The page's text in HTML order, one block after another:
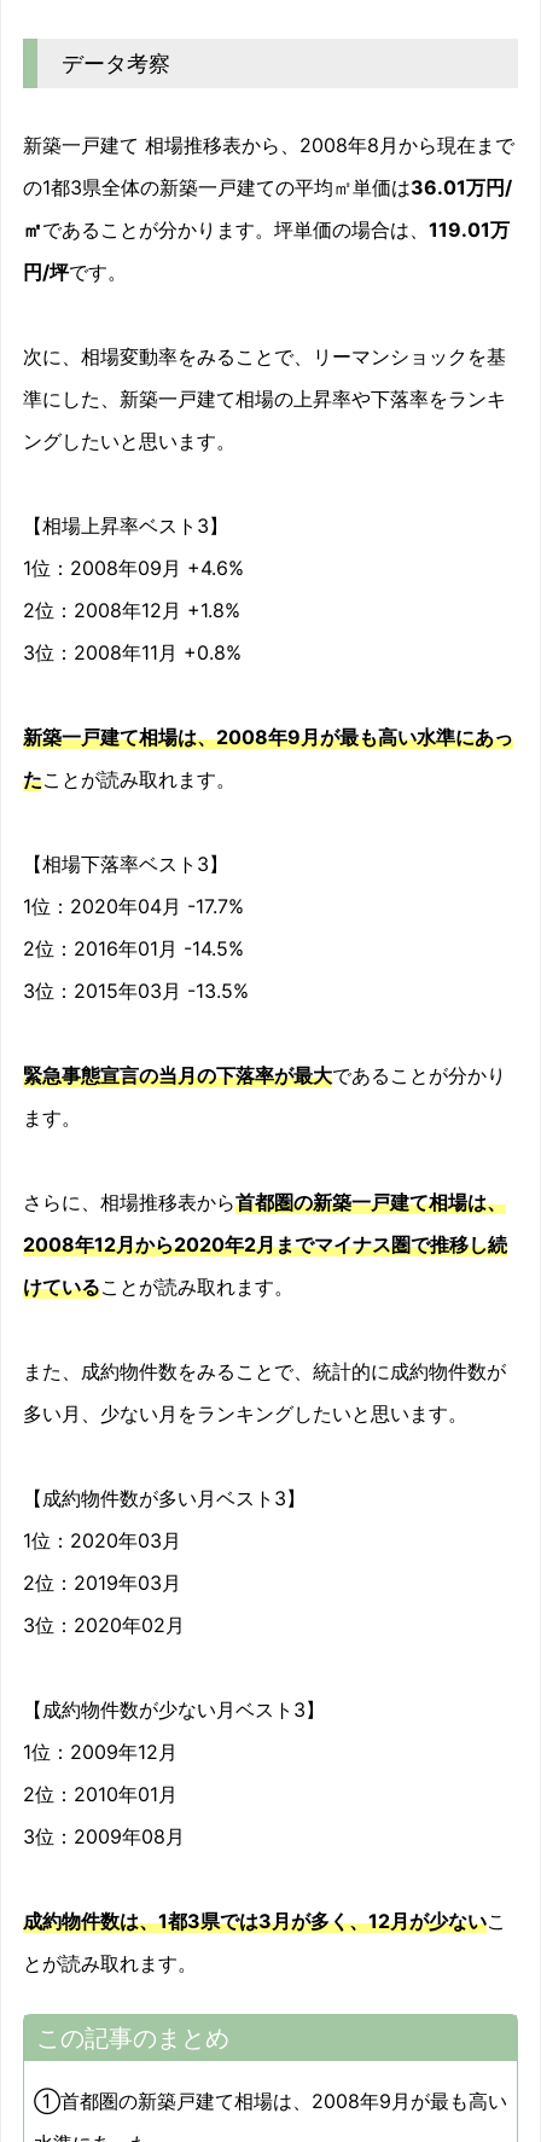
2008/09
2008/11 0.8%
2008/12 1.8%
2009/01
2009/02 -2.7%
2009/03 -1.1%
2009/05
2009/06 -4.2%
2009/09 -6.6%
2009/11
2009/12 -4%
2010/03 -5.3%
2010/05 -2.7%
2010/06 -4.6%
2010/08 -6.7%
2010/09 -7.9%
2010/11
2010/12
2011/02 -6.3%
2011/03
2011/04
2011/06 -4.3%
2011/08 -5.2%
2011/09 -6.7%
データ考察
新築一戸建て 相場推移表から、2008年8月から現在まで
の1都3県全体の新築一戸建ての平均㎡単価は36.01万円/
㎡であることが分かります。坪単価の場合は、 119.01万
円/坪です。
次に、相場変動率をみることで、リーマンショックを基
準にした、新築一戸建て相場の上昇率や下落率をランキ
ングしたいと思います。
【相場上昇率ベスト3】
1位：2008年09月 +4.6%
2位：2008年12月 +1.8%
3位：2008年11月 +0.8%
新築一戸建て相場は、2008年9月が最も高い水準にあっ
たことが読み取れます。
【相場下落率ベスト3】
1位：2020年04月 -17.7%
2位：2016年01月 -14.5%
3位：2015年03月 -13.5%
緊急事態宣言の当月の下落率が最大であることが分かり
ます。
さらに、相場推移表から首都圏の新築一戸建て相場は、
2008年12月から2020年2月までマイナス圏で推移し続
けていることが読み取れます。
また、成約物件数をみることで、統計的に成約物件数が
多い月、少ない月をランキングしたいと思います。
【成約物件数が多い月ベスト3】
1位：2020年03月
2位：2019年03月
3位：2020年02月
【成約物件数が少ない月ベスト3】
1位：2009年12月
2位：2010年01月
3位：2009年08月
成約物件数は、1都3県では3月が多く、12月が少ないこ
とが読み取れます。
この記事のまとめ
①首都圏の新築戸建て相場は、2008年9月が最も高い